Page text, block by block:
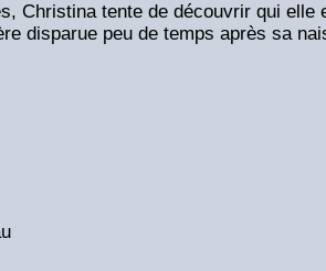
Christina tente de découvrir qui elle
disparue peu de temps après sa